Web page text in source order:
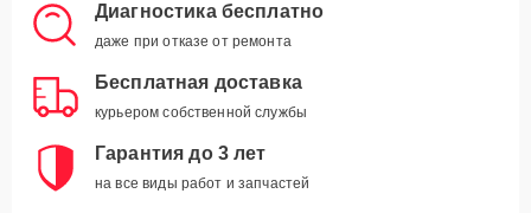
Диагностика бесплатно
даже при отказе от ремонта
Бесплатная доставка
курьером собственной службы
Гарантия до 3 лет
на все виды работ и запчастей